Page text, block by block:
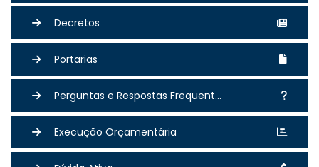
Decretos
Portarias
Perguntas e Respostas Frequent...
Execução Orçamentária